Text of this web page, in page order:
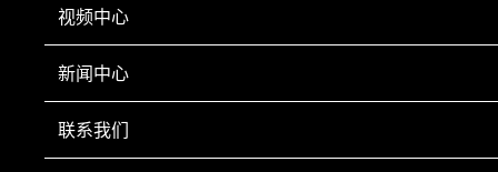
视频中心
新闻中心
联系我们
GRFL-1000骨肉分离机鸡脖、鸡架